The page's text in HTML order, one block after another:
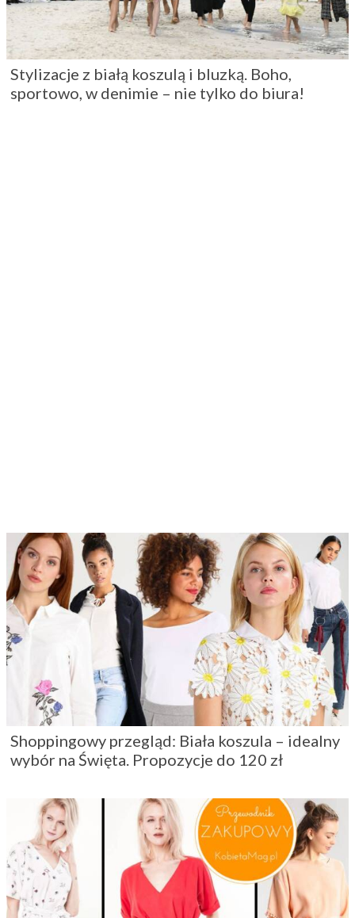
Stylizacje z białą koszulą i bluzką. Boho,
sportowo, w denimie – nie tylko do biura!
Shoppingowy przegląd: Biała koszula – idealny
wybór na Święta. Propozycje do 120 zł